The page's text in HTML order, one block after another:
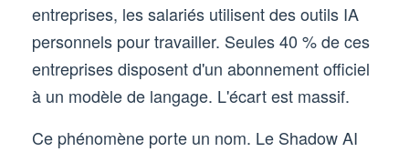
entreprises, les salariés utilisent des outils IA
personnels pour travailler. Seules 40 % de ces
entreprises disposent d'un abonnement officiel
à un modèle de langage. L'écart est massif.
Ce phénomène porte un nom. Le Shadow AI